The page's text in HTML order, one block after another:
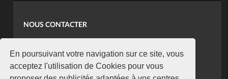
En poursuivant votre navigation sur ce site, vous
acceptez l'utilisation de Cookies pour vous
NOUS CONTACTER
koaci@yahoo.fr
+225 07 08 85 52 93